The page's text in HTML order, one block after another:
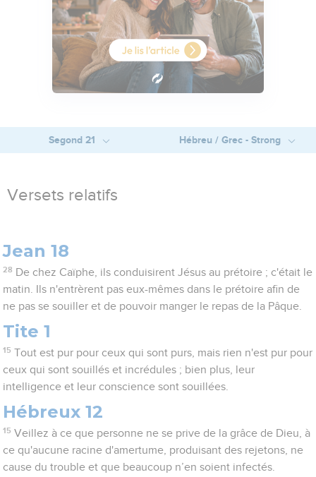
Segond 21 Hébreu / Grec - Strong
Versets relatifs
Jean 18
28 De chez Caïphe, ils conduisirent Jésus au prétoire ; c'était le
matin. Ils n'entrèrent pas eux-mêmes dans le prétoire afin de
ne pas se souiller et de pouvoir manger le repas de la Pâque.
Tite 1
15 Tout est pur pour ceux qui sont purs, mais rien n'est pur pour
ceux qui sont souillés et incrédules ; bien plus, leur
intelligence et leur conscience sont souillées.
Hébreux 12
15 Veillez à ce que personne ne se prive de la grâce de Dieu, à
ce qu'aucune racine d'amertume, produisant des rejetons, ne
cause du trouble et que beaucoup n’en soient infectés.